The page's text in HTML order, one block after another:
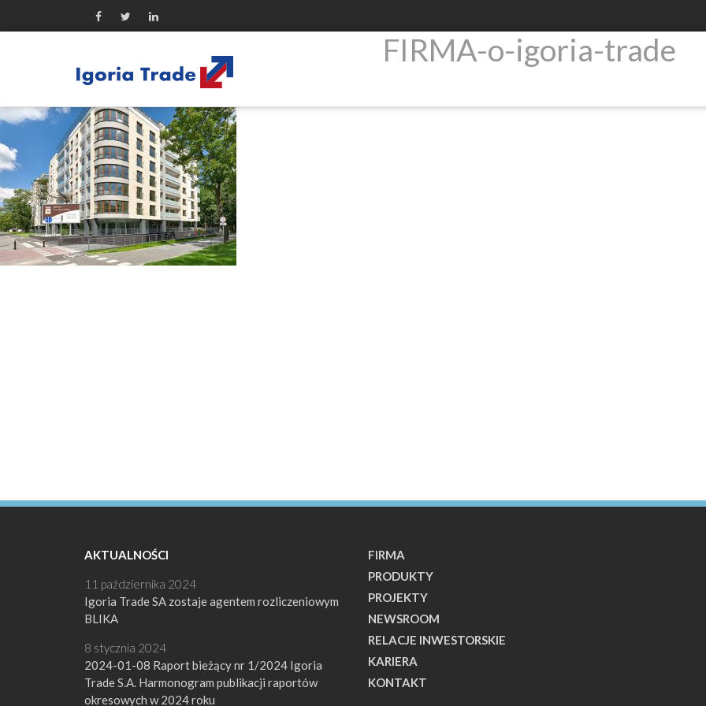
Newsroom
FIRMA-o-igoria-trade
AKTUALNOŚCI
Igoria Trade SA zostaje agentem rozliczeniowym
BLIKA
11 października 2024
2024-01-08 Raport bieżący nr 1/2024 Igoria
Trade S.A. Harmonogram publikacji raportów
okresowych w 2024 roku
8 stycznia 2024
FIRMA
PRODUKTY
PROJEKTY
NEWSROOM
RELACJE INWESTORSKIE
KARIERA
KONTAKT